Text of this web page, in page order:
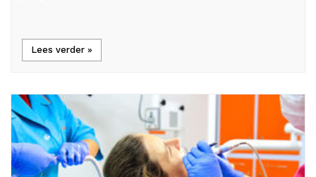
Lees verder »